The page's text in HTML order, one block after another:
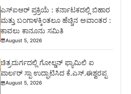
ಎಸ್‍ಐಆರ್ ಪ್ರಕ್ರಿಯೆ : ಕರ್ನಾಟಕದಲ್ಲಿ ಬಿಹಾರ
ಮತ್ತು ಬಂಗಾಳಕ್ಕಿಂತಲೂ ಹೆಚ್ಚಿನ ಅವಾಂತರ :
ಕಾವಲು ಕಾನೂನು ಸಮಿತಿ
August 5, 2026
ಚಿತ್ರದುರ್ಗದಲ್ಲಿ ಗೋಲ್ಡನ್ ಫ್ಯಾಮಿಲಿ ಐ
ಪಾರ್ಲರ್ ಸ್ಪಾ ಉದ್ಘಾಟಿಸಿದ ಕೆ.ಎಸ್.ಈಶ್ವರಪ್ಪ
August 5, 2026